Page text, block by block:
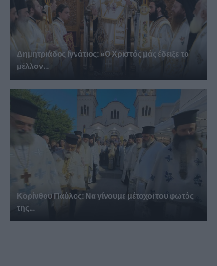
Δημητριάδος Ιγνάτιος: «Ο Χριστός μάς έδειξε το
μέλλον...
Κορίνθου Παύλος: Να γίνουμε μέτοχοι του φωτός
της...